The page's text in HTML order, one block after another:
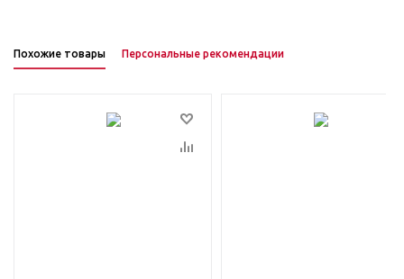
Похожие товары Персональные рекомендации